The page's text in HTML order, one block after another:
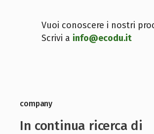
Vuoi conoscere i nostri
Scrivi a info@ecodu.it
company
In continua ricerca di